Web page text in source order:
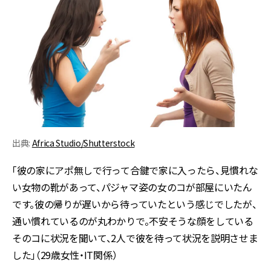
出典: Africa Studio/Shutterstock
「彼の家にアポ無しで行って合鍵で家に入ったら、見慣れな
い女物の靴があって、パジャマ姿の女のコが部屋にいたん
です。彼の帰りが遅いから待っていたという感じでしたが、
通い慣れているのが丸わかりで。不安そうな顔をしている
そのコに状況を聞いて、2人で彼を待って状況を説明させま
した」（29歳女性・IT関係）